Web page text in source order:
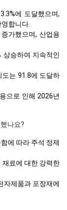
에 도달했으며,
합니다.
가했으며, 산업용
승하여 지속적인
도는 91.8에 도달하
으로 인해 2026년
나요?
에 따라 주석 정제
료에 대한 강력한
자제품과 포장재에